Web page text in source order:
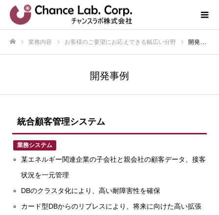
業務内容 お客様のご要望にお応えできる幅広い分野 開発事例
開発事例
統合顧客管理システム
業務システム
某エネルギー関連企業の子会社と親会社の顧客データ、接客
状況を一元管理
DBのクラスタ化により、高い耐障害性を確保
カード型DBからのリプレスにより、将来に向けた高い拡張